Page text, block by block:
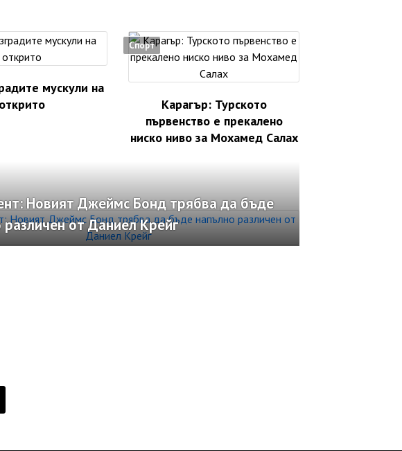
мускули на
открито
Спорт
Карагър: Турското
първенство е прекалено
ниско ниво за Мохамед Салах
Новият Джеймс Бонд трябва да бъде
различен от Даниел Крейг